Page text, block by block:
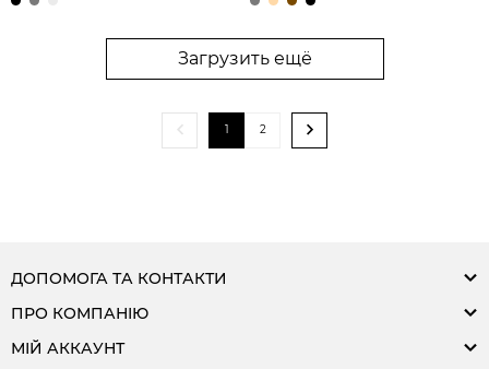
Загрузить ещё
1 2
ДОПОМОГА ТА КОНТАКТИ
ПРО КОМПАНІЮ
МІЙ АККАУНТ